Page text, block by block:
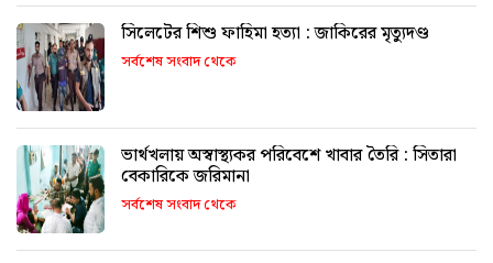
সিলেটের শিশু ফাহিমা হত্যা : জাকিরের মৃত্যুদণ্ড
সর্বশেষ সংবাদ থেকে
ভার্থখলায় অস্বাস্থ্যকর পরিবেশে খাবার তৈরি : সিতারা
বেকারিকে জরিমানা
সর্বশেষ সংবাদ থেকে